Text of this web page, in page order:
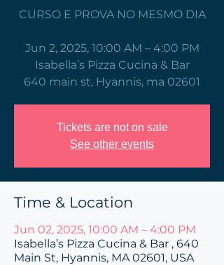
CURSO E PROVA NO MESMO DIA
Jun 2, 2025, 10:00 AM – 4:00 PM
Isabella’s Pizza Cucina & Bar
640 main st, Hyannis, ma 02601
Tickets are not on sale
See other events
Time & Location
Jun 02, 2025, 10:00 AM – 4:00 PM
Isabella’s Pizza Cucina & Bar , 640
Main St, Hyannis, MA 02601, USA